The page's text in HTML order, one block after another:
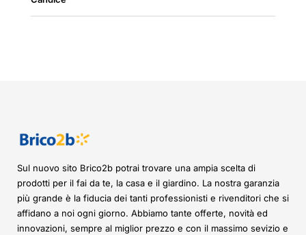
Sul nuovo sito Brico2b potrai trovare una ampia scelta di
prodotti per il fai da te, la casa e il giardino. La nostra garanzia
più grande è la fiducia dei tanti professionisti e rivenditori che si
affidano a noi ogni giorno. Abbiamo tante offerte, novità ed
innovazioni, sempre al miglior prezzo e con il massimo sevizio e